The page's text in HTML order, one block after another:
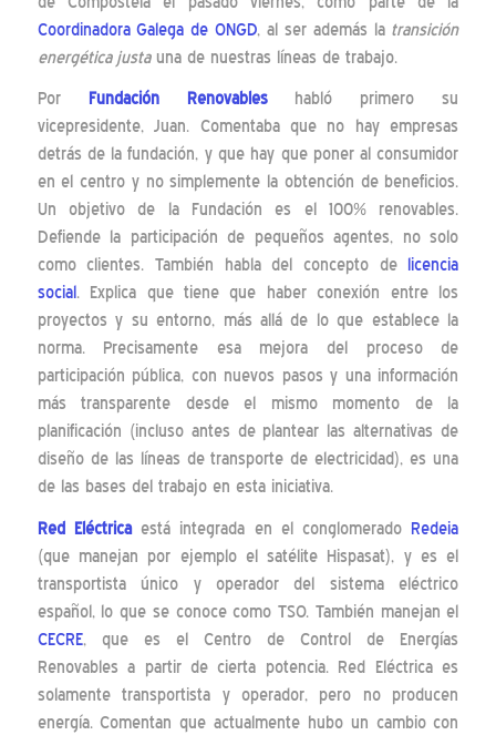
Coordinadora Galega de ONGD, al ser además la transición
energética justauna de nuestras líneas de trabajo.
Por Fundación Renovableshabló primero su
vicepresidente, Juan. Comentaba que no hay empresas
detrás de la fundación, y que hay que poner al consumidor
en el centro y no simplemente la obtención de beneficios.
Un objetivo de la Fundación es el 100% renovables.
Defiende la participación de pequeños agentes, no solo
como clientes. También habla del concepto de
licencia
social . Explica que tiene que haber conexión entre los
proyectos y su entorno, más allá de lo que establece la
norma. Precisamente esa mejora del proceso de
participación pública, con nuevos pasos y una información
más transparente desde el mismo momento de la
planificación (incluso antes de plantear las alternativas de
diseño de las líneas de transporte de electricidad), es una
de las bases del trabajo en esta iniciativa.
Red Eléctricaestá integrada en el conglomerado Redeia
(que manejan por ejemplo el satélite Hispasat), y es el
transportista único y operador del sistema eléctrico
español, lo que se conoce como TSO. También manejan el
CECRE, que es el Centro de Control de Energías
Renovables a partir de cierta potencia. Red Eléctrica es
solamente transportista y operador, pero no producen
energía. Comentan que actualmente hubo un cambio con